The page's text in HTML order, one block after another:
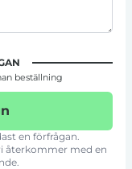
beställning
en förfrågan.
återkommer med en